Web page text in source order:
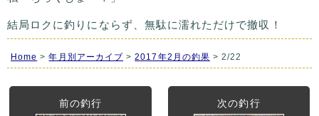
結局ロクに釣りにならず、無駄に濡れただけで撤収！
Home >年月別アーカイブ >2017年2月の釣果 > 2/22
前の釣行 次の釣行